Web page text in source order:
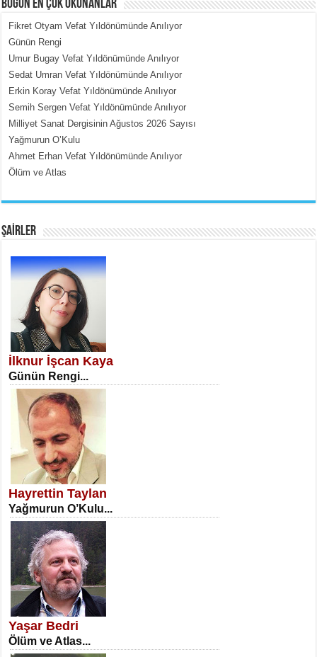
MEHMET ÇOBAN
İçerdeki Put Dışardaki Maskeler...
SATILMIŞ ÜMİT ÇETİNKAYA
Erkenlik...
NECLA DİLEK ARSLAN
Öğretmenler Günü Mahkemesi...
İSA KARATEPE
Ekranlar Arasında Kaybolan İnsan...
BUGÜN EN ÇOK OKUNANLAR
Fikret Otyam Vefat Yıldönümünde Anılıyor
Günün Rengi
Umur Bugay Vefat Yıldönümünde Anılıyor
Sedat Umran Vefat Yıldönümünde Anılıyor
Erkin Koray Vefat Yıldönümünde Anılıyor
Semih Sergen Vefat Yıldönümünde Anılıyor
Milliyet Sanat Dergisinin Ağustos 2026 Sayısı
Yağmurun O’Kulu
Ahmet Erhan Vefat Yıldönümünde Anılıyor
Ölüm ve Atlas
ŞAİRLER
İlknur İşcan Kaya
Günün Rengi...
Hayrettin Taylan
Yağmurun O’Kulu...
Yaşar Bedri
Ölüm ve Atlas...